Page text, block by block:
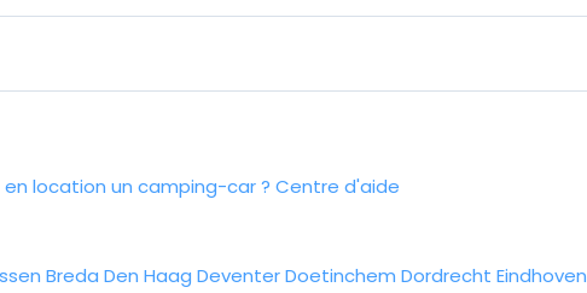
location un camping-car ? Centre d'aide
Breda Den Haag DeventerDoetinchem Dordrecht Eindhoven